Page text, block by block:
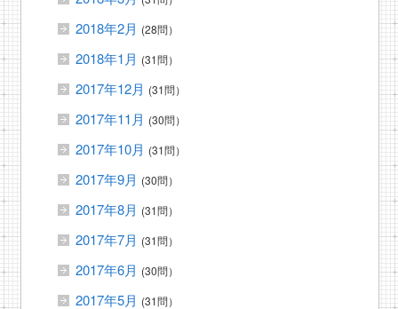
2018年2月 (28問）
2018年1月 (31問）
2017年12月 (31問）
2017年11月 (30問）
2017年10月 (31問）
2017年9月 (30問）
2017年8月 (31問）
2017年7月 (31問）
2017年6月 (30問）
2017年5月 (31問）